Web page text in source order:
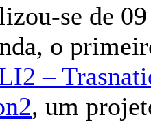
se de
o
–
, um